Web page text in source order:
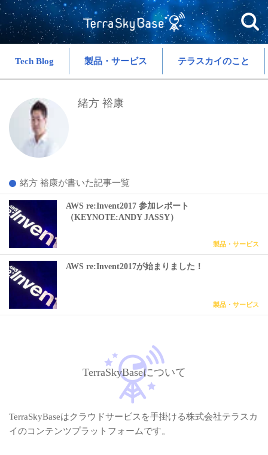
Tech Blog 製品・サービス テラスカイのこと
緒方 裕康
緒方 裕康が書いた記事一覧
AWS re:Invent2017 参加レポート
（KEYNOTE:ANDY JASSY）
製品・サービス
AWS re:Invent2017が始まりました！
製品・サービス
TerraSkyBaseについて
TerraSkyBaseはクラウドサービスを手掛ける株式会社テラスカ
イのコンテンツプラットフォームです。